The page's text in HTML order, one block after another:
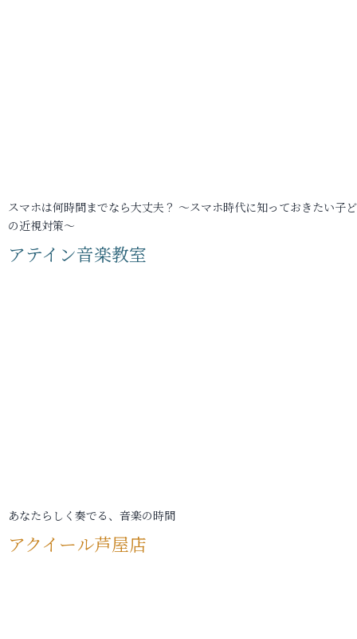
スマホは何時間までなら大丈夫？ ～スマホ時代に知っておきたい子
の近視対策～
アテイン音楽教室
あなたらしく奏でる、音楽の時間
アクイール芦屋店